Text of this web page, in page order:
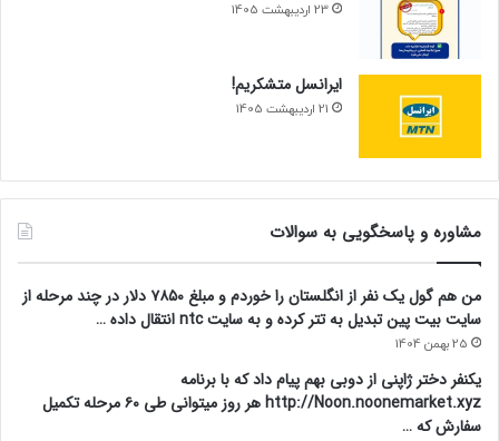
23 اردیبهشت 1405
ایرانسل متشکریم!
21 اردیبهشت 1405
مشاوره و پاسخگویی به سوالات
من هم گول یک نفر از انگلستان را خوردم و مبلغ ۷۸۵۰ دلار در چند مرحله از
سایت بیت پین تبدیل به تتر کرده و به سایت ntc انتقال داده …
25 بهمن 1404
یکنفر دختر ژاپنی از دوبی بهم پیام داد که با برنامه
http://Noon.noonemarket.xyz هر روز میتوانی طی ۶۰ مرحله تکمیل
سفارش که …